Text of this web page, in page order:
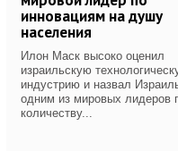
инновациям на душу
населения
Илон Маск высоко оценил
израильскую
индустрию и назвал
одним из мировых лидеров
количеству...